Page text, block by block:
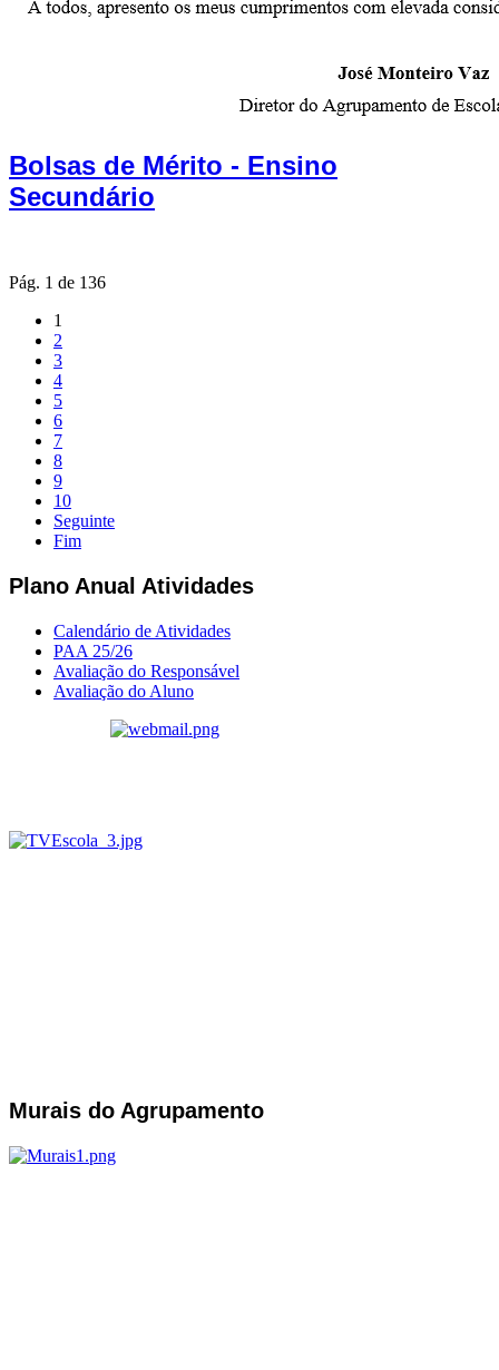
Bolsas de Mérito - Ensino
Secundário
Pág. 1 de 136
1
2
3
4
5
6
7
8
9
10
Seguinte
Fim
Plano Anual Atividades
Calendário de Atividades
PAA 25/26
Avaliação do Responsável
Avaliação do Aluno
Murais do Agrupamento